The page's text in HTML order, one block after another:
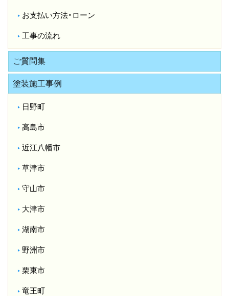
お支払い方法・ローン
工事の流れ
ご質問集
塗装施工事例
日野町
高島市
近江八幡市
草津市
守山市
大津市
湖南市
野洲市
栗東市
竜王町